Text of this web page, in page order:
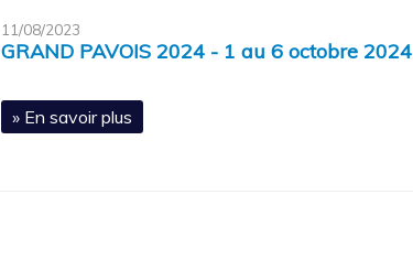
11/08/2023
GRAND PAVOIS 2024 - 1 au 6 octobre 2024
» En savoir plus